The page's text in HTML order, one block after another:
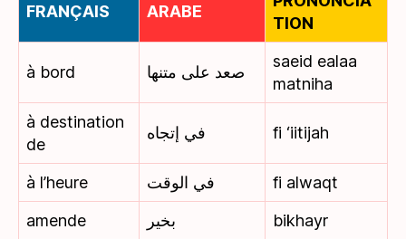
FRANÇAIS ARABE
TION
à bord صعد على متنها
saeid ealaa
matniha
à destination
de
في إتجاه fi ‘iitijah
à l’heure في الوقت
fi alwaqt
amende
بخير
bikhayr